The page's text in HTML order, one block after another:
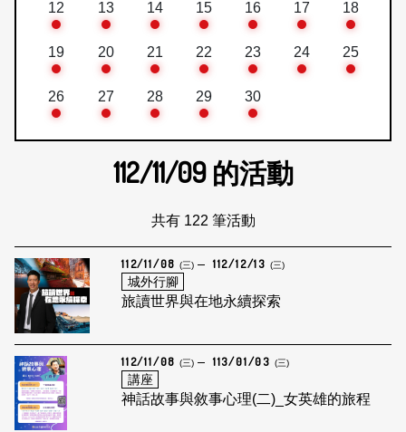
12 13 14 15 16 17 18
19 20 21 22 23 24 25
26 27 28 29 30
112/11/09 的活動
共有 122 筆活動
112/11/08 (三) 112/12/13 (三)
城外行腳
旅讀世界與在地永續探索
112/11/08 (三) 113/01/03 (三)
講座
神話故事與敘事心理(二)_女英雄的旅程